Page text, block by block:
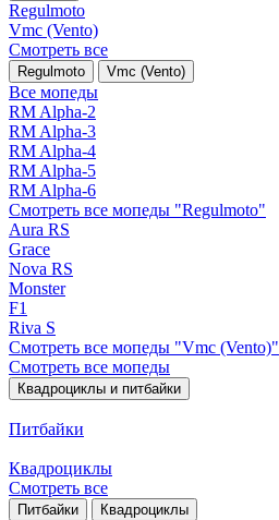
Regulmoto
Vmc (Vento)
Смотреть все
Regulmoto Vmc (Vento)
Все мопеды
RM Alpha-2
RM Alpha-3
RM Alpha-4
RM Alpha-5
RM Alpha-6
Смотреть все мопеды "Regulmoto"
Aura RS
Grace
Nova RS
Monster
F1
Riva S
Смотреть все мопеды "Vmc (Vento)"
Смотреть все мопеды
Квадроциклы и питбайки
Питбайки
Квадроциклы
Смотреть все
Питбайки Квадроциклы